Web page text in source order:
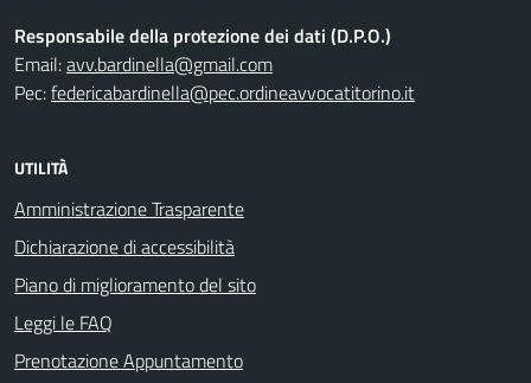
Responsabile della protezione dei dati (D.P.O.)
Email:avv.bardinella@gmail.com
Pec:federicabardinella@pec.ordineavvocatitorino.it
UTILITÀ
Amministrazione Trasparente
Dichiarazione di accessibilità
Piano di miglioramento del sito
Leggi le FAQ
Prenotazione Appuntamento